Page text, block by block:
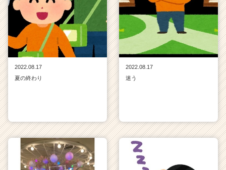
2022.08.17
夏の終わり
2022.08.17
迷う